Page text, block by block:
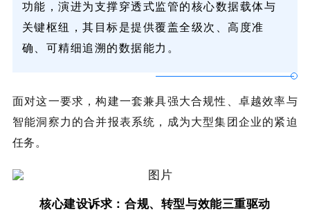
功能，演进为支撑穿透式监管的核心数据载体与
关键枢纽，其目标是提供覆盖全级次、高度准
确、可精细追溯的数据能力。
面对这一要求，构建一套兼具强大合规性、卓越效率与
智能洞察力的合并报表系统，成为大型集团企业的紧迫
任务。
核心建设诉求：合规、转型与效能三重驱动